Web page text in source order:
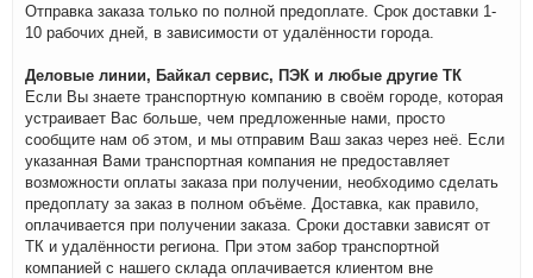
Отправка заказа только по полной предоплате. Срок доставки 1-
10 рабочих дней, в зависимости от удалённости города.
Деловые линии, Байкал сервис, ПЭК и любые другие ТК
Если Вы знаете транспортную компанию в своём городе, которая
устраивает Вас больше, чем предложенные нами, просто
сообщите нам об этом, и мы отправим Ваш заказ через неё. Если
указанная Вами транспортная компания не предоставляет
возможности оплаты заказа при получении, необходимо сделать
предоплату за заказ в полном объёме. Доставка, как правило,
оплачивается при получении заказа. Сроки доставки зависят от
ТК и удалённости региона. При этом забор транспортной
компанией с нашего склада оплачивается клиентом вне